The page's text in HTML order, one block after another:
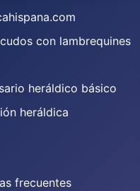
con lambrequines
heráldico básico
heráldica
frecuentes